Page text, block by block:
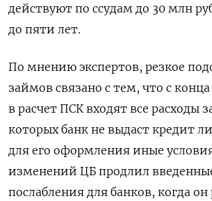
действуют по ссудам до 30 млн
до пяти лет.
По мнению экспертов, резкое
займов связано с тем, что с
в расчет ПСК входят все расходы
которых банк не выдаст кредит
для его оформления иные
изменений ЦБ продлил
послабления для банков, когда